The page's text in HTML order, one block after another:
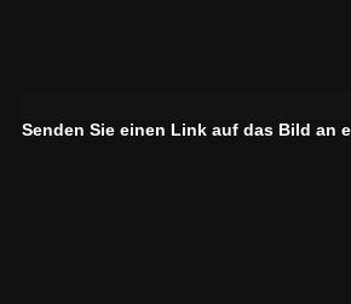
Senden Sie einen Link auf das Bild an